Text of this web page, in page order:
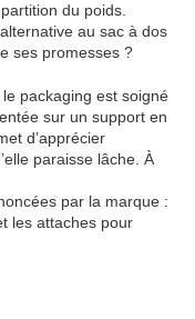
du poids.
au sac à dos
ses promesses ?
packaging est soigné
sur un support en
d’apprécier
paraisse lâche. À
par la marque :
les attaches pour